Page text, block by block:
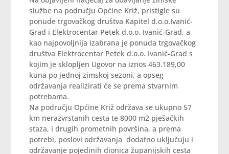
službe na području Općine Križ, pristigle su
ponude trgovačkog društva Kapitel d.o.o.Ivanić-
Grad i Elektrocentar Petek d.o.o. Ivanić-Grad, a
kao najpovoljnija izabrana je ponuda trgovačkog
društva Elektrocentar Petek d.o.o. Ivanić-Grad s
kojim je sklopljen Ugovor na iznos 463.189,00
kuna po jednoj zimskoj sezoni, a opseg
održavanja realizirati će se prema stvarnim
potrebama.
Na području Općine Križ održava se ukupno 57
km nerazvrstanih cesta te 8000 m2 pješačkih
staza, i drugih prometnih površina, a prema
potrebi, poslovi održavanja dodatno uključuju i
održavanje pojedinih dionica županijskih cesta